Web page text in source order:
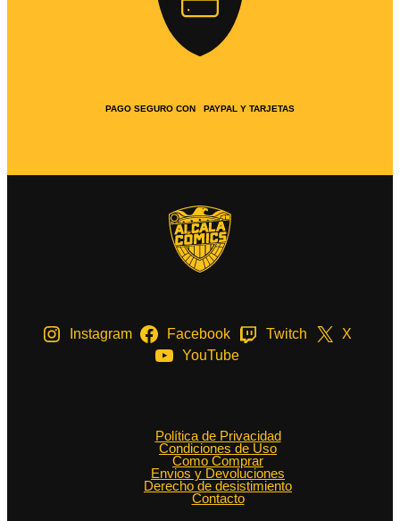
PAGO SEGURO CON PAYPAL Y TARJETAS
Instagram Facebook Twitch
X
YouTube
Política de Privacidad
Condiciones de Uso
Como Comprar
Envios y Devoluciones
Derecho de desistimiento
Contacto